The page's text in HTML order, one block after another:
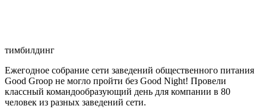
тимбилдинг
Ежегодное собрание сети заведений общественного питания
Good Groop не могло пройти без Good Night! Провели
классный командообразующий день для компании в 80
человек из разных заведений сети.